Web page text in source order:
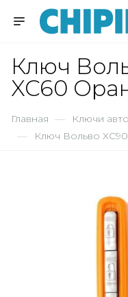
Ключ
XC60
Главная — Ключи
— Ключ Вольво